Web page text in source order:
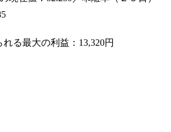
る最大の利益：13,320円